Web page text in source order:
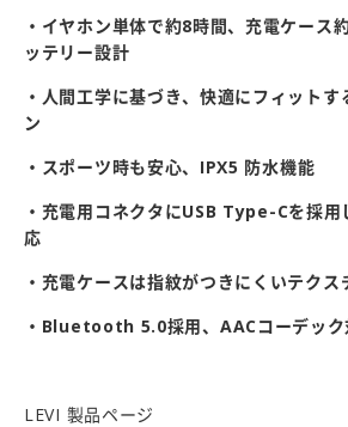
・イヤホン単体で約8時間、充電ケース
ッテリー設計
・人間工学に基づき、快適にフィットす
ン
・スポーツ時も安心、IPX5 防水機能
・充電用コネクタにUSB Type-Cを採用
応
・充電ケースは指紋がつきにくいテクス
・Bluetooth 5.0採用、AACコーデック
LEVI 製品ページ